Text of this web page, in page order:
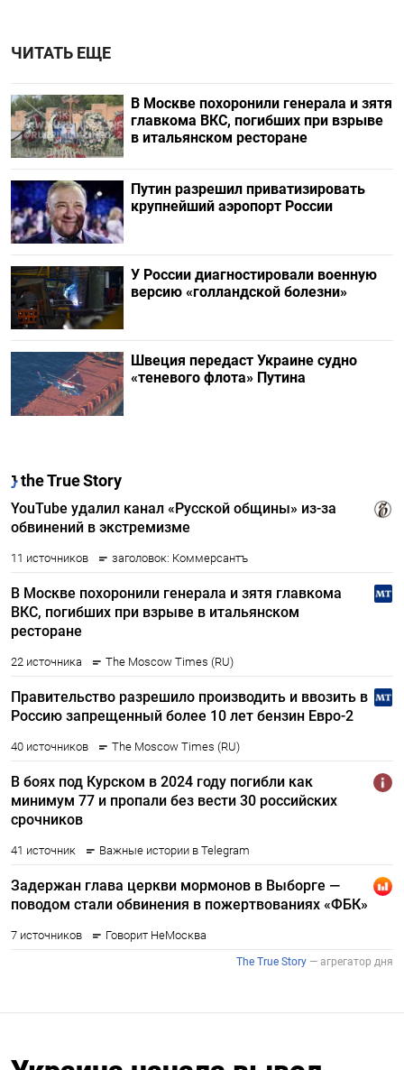
ЧИТАТЬ ЕЩЕ
В Москве похоронили генерала и зятя
главкома ВКС, погибших при взрыве
в итальянском ресторане
Путин разрешил приватизировать
крупнейший аэропорт России
У России диагностировали военную
версию «голландской болезни»
Швеция передаст Украине судно
«теневого флота» Путина